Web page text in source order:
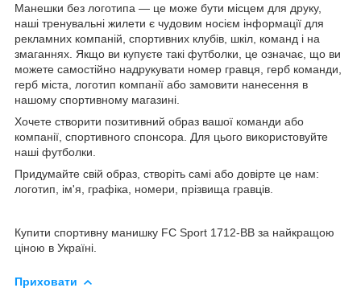
Манешки без логотипа — це може бути місцем для друку,
наші тренувальні жилети є чудовим носієм інформації для
рекламних компаній, спортивних клубів, шкіл, команд і на
змаганнях. Якщо ви купуєте такі футболки, це означає, що ви
можете самостійно надрукувати номер гравця, герб команди,
герб міста, логотип компанії або замовити нанесення в
нашому спортивному магазині.
Хочете створити позитивний образ вашої команди або
компанії, спортивного спонсора. Для цього використовуйте
наші футболки.
Придумайте свій образ, створіть самі або довірте це нам:
логотип, ім'я, графіка, номери, прізвища гравців.
Купити спортивну манишку FC Sport 1712-BB за найкращою
ціною в Україні.
Приховати